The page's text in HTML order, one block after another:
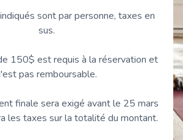
sont par personne, taxes en
sus.
150$ est requis à la réservation et
pas remboursable.
finale sera exigé avant le 25 mars
les taxes sur la totalité du montant.